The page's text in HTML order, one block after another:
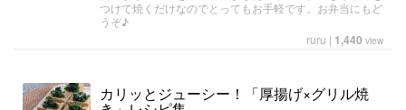
つけて焼くだけなのでとってもお手軽です。お弁当にもど
うぞ♪
ruru | 1,440 view
カリッとジューシー！「厚揚げ×グリル焼